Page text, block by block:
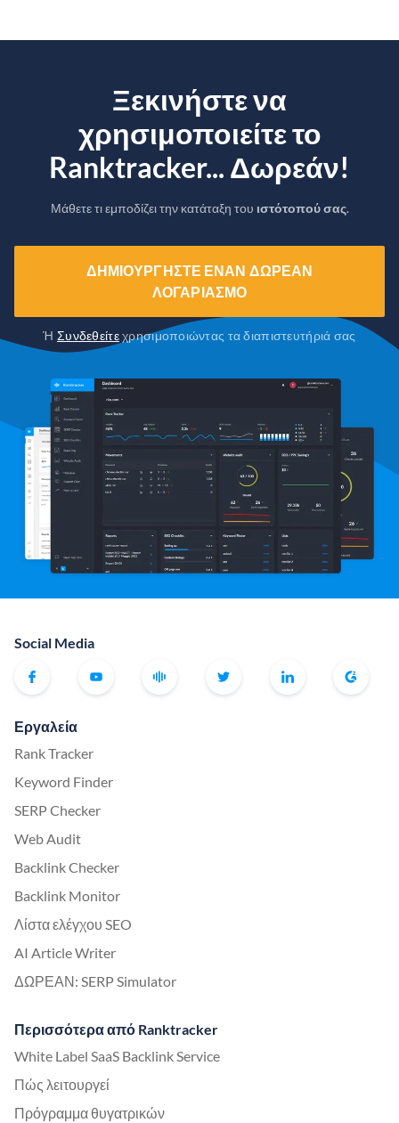
Ξεκινήστε να
χρησιμοποιείτε το
Ranktracker... Δωρεάν!
Μάθετε τι εμποδίζει την κατάταξη του ιστότοπού σας.
ΔΗΜΙΟΥΡΓΉΣΤΕ ΈΝΑΝ ΔΩΡΕΆΝ
ΛΟΓΑΡΙΑΣΜΌ
ΉΣυνδεθείτεχρησιμοποιώντας τα διαπιστευτήριά σας
Social Media
Εργαλεία
Rank Tracker
Keyword Finder
SERP Checker
Web Audit
Backlink Checker
Backlink Monitor
Λίστα ελέγχου SEO
AI Article Writer
ΔΩΡΕΑΝ: SERP Simulator
Περισσότερα από Ranktracker
White Label SaaS Backlink Service
Πώς λειτουργεί
Πρόγραμμα θυγατρικών